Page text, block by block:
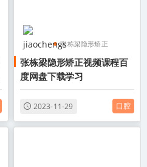
张栋梁隐形矫正
张栋梁 隐形矫正
张栋梁隐形矫正视频课程百
度网盘下载学习
2023-11-29 口腔